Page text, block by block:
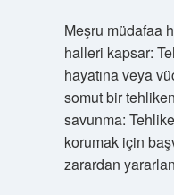
Meşru müdafaa
halleri kapsar:
hayatına veya
somut bir
savunma:
korumak için
zarardan